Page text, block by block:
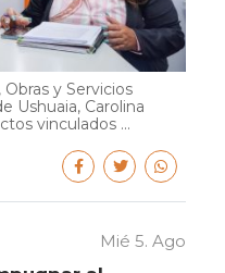
y Servicios
Ushuaia, Carolina
vinculados ...
Mié 5. Ago